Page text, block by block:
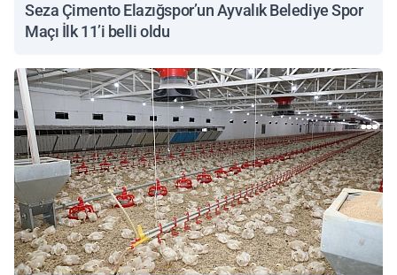
Seza Çimento Elazığspor’un Ayvalık Belediye Spor
Maçı İlk 11’i belli oldu